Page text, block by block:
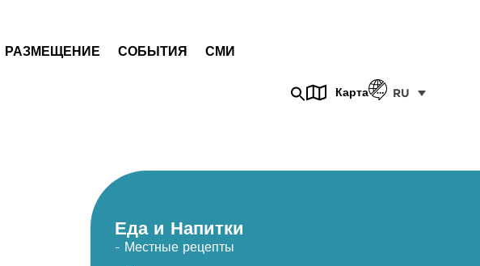
РАЗМЕЩЕНИЕ СОБЫТИЯ СМИ
Карта RU
Еда и Напитки
- Местные рецепты